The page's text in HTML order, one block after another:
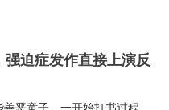
迫症发作直接上演反
恶童子。一开始打书过程